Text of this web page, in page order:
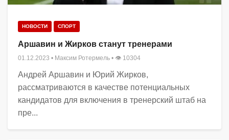
НОВОСТИ СПОРТ
Аршавин и Жирков станут тренерами
01.12.2023 • Максим Ротермель • 👁 10304
Андрей Аршавин и Юрий Жирков,
рассматриваются в качестве потенциальных
кандидатов для включения в тренерский штаб на
пре...